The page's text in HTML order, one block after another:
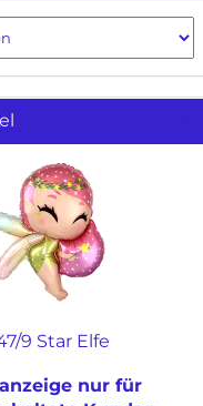
9 Star Elfe
nur für